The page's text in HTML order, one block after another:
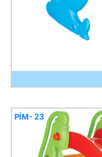
PİM- 23